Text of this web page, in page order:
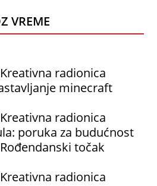
VREME
radionica
minecraft
radionica
poruka za budućnost
točak
radionica